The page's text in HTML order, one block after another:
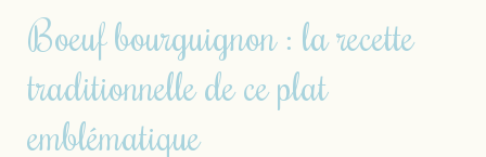
Menu
Boeuf bourguignon : la recette
traditionnelle de ce plat
emblématique